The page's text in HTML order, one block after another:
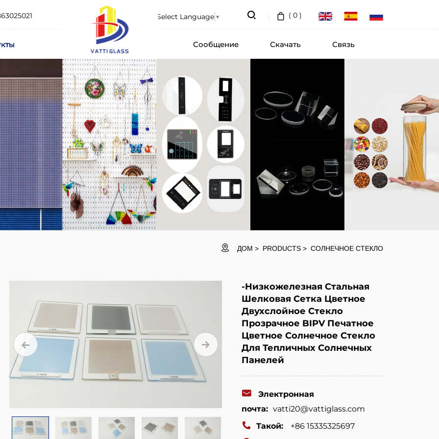
Select Language ▼ ( 0 )
Сообщение Скачать Связь
ДОМ PRODUCTS СОЛНЕЧНОЕ СТЕКЛО
-Низкожелезная Стальная
Шелковая Сетка Цветное
Двухслойное Стекло
Прозрачное BIPV Печатное
Цветное Солнечное Стекло
Для Тепличных Солнечных
Панелей
Электронная
почта: vatti20@vattiglass.com
Такой:
+86 15335325697